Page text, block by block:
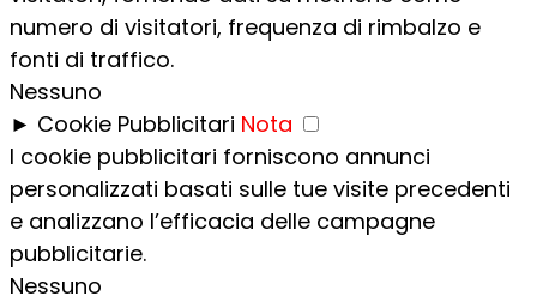
numero di visitatori, frequenza di rimbalzo e
fonti di traffico.
Nessuno
► Cookie Pubblicitari Nota
I cookie pubblicitari forniscono annunci
personalizzati basati sulle tue visite precedenti
e analizzano l’efficacia delle campagne
pubblicitarie.
Nessuno